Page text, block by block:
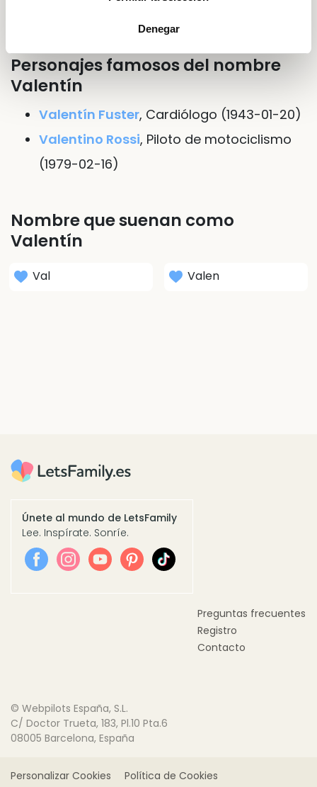
Denegar
Personajes famosos del nombre
Valentín
Valentín Fuster, Cardiólogo (1943-01-20)
Valentino Rossi, Piloto de motociclismo
(1979-02-16)
Nombre que suenan como
Valentín
Val Valen
Únete al mundo de LetsFamily
Lee. Inspírate. Sonríe.
Preguntas frecuentes
Registro
Contacto
© Webpilots España, S.L.
C/ Doctor Trueta, 183, Pl.10 Pta.6
08005 Barcelona, España
Personalizar Cookies Política de Cookies